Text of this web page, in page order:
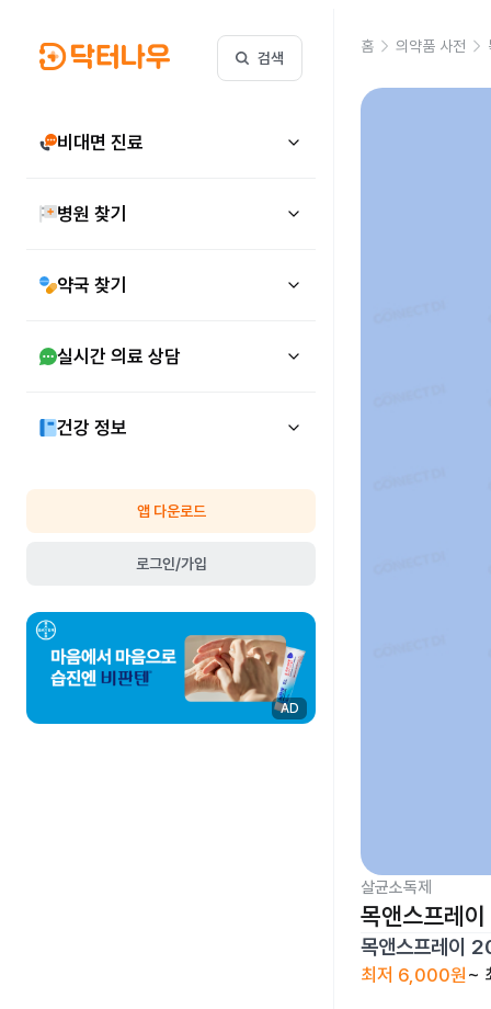
검색
비대면 진료
병원 찾기
약국 찾기
실시간 의료 상담
건강 정보
앱 다운로드
로그인/가입
AD
홈 의약품 사전
살균소독제
목앤스프레
목앤스프레이
최저 6,000원 ~